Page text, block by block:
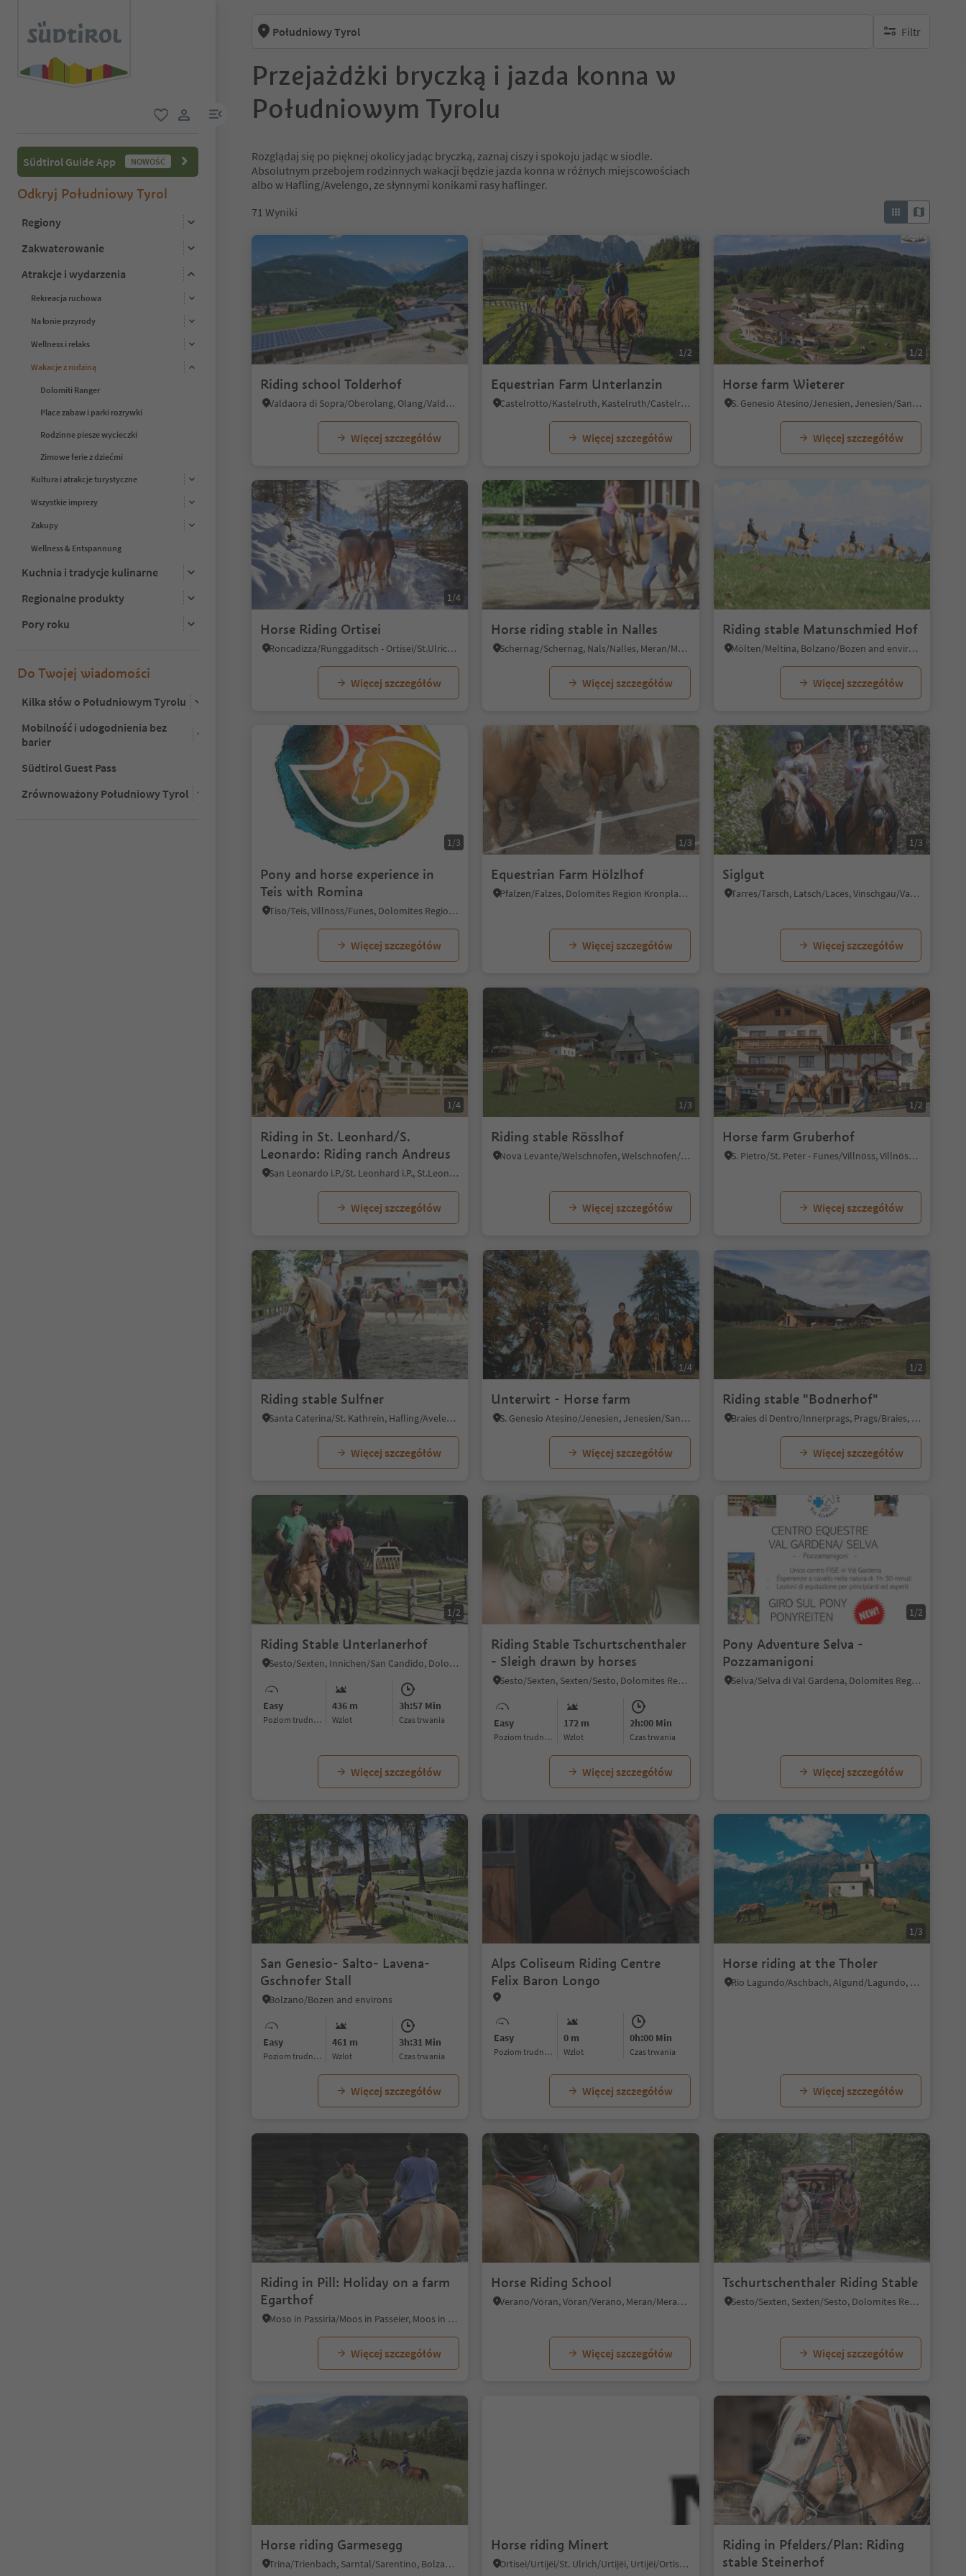
link menu
Südtirol Guide App NOWOŚĆ
Odkryj Południowy Tyrol
Regiony
Zakwaterowanie
Atrakcje i wydarzenia
Rekreacja ruchowa
Na łonie przyrody
Wellness i relaks
Wakacje z rodziną
Dolomiti Ranger
Place zabaw i parki rozrywki
Rodzinne piesze wycieczki
Zimowe ferie z dziećmi
Kultura i atrakcje turystyczne
Wszystkie imprezy
Zakupy
Wellness & Entspannung
Kuchnia i tradycje kulinarne
Regionalne produkty
Pory roku
Do Twojej wiadomości
Kilka słów o Południowym Tyrolu
Mobilność i udogodnienia bez
barier
Südtirol Guest Pass
Zrównoważony Południowy Tyrol
Południowy Tyrol Filtr
brak aktywnych
Przejażdżki bryczką i jazda konna w
Południowym Tyrolu
Rozglądaj się po pięknej okolicy jadąc bryczką, zaznaj ciszy i spokoju jadąc w siodle.
Absolutnym przebojem rodzinnych wakacji będzie jazda konna w różnych miejscowościach
albo w Hafling/Avelengo, ze słynnymi konikami rasy haflinger.
71 Wyniki
1/6
Riding school Tolderhof
Valdaora di Sopra/Oberolang, Olang/Valdaora, Dolomites Region Kronplatz/Plan de Corones
Więcej szczegółów
1/2
Equestrian Farm Unterlanzin
Castelrotto/Kastelruth, Kastelruth/Castelrotto, Dolomites Region Seiser Alm
Więcej szczegółów
1/2
Horse farm Wieterer
S. Genesio Atesino/Jenesien, Jenesien/San Genesio Atesino, Bolzano/Bozen and environs
Więcej szczegółów
1/4
Horse Riding Ortisei
Roncadizza/Runggaditsch - Ortisei/St.Ulrich, Urtijëi/Ortisei, Dolomites Region Val Gardena
Więcej szczegółów
1/7
Horse riding stable in Nalles
Schernag/Schernag, Nals/Nalles, Meran/Merano and environs
Więcej szczegółów
Riding stable Matunschmied Hof
Mölten/Meltina, Bolzano/Bozen and environs
Więcej szczegółów
1/3
Pony and horse experience in
Teis with Romina
Tiso/Teis, Villnöss/Funes, Dolomites Region Lüsen Villnöss
Więcej szczegółów
1/3
Equestrian Farm Hölzlhof
Pfalzen/Falzes, Dolomites Region Kronplatz/Plan de Corones
Więcej szczegółów
1/3
Siglgut
Tarres/Tarsch, Latsch/Laces, Vinschgau/Val Venosta
Więcej szczegółów
1/4
Riding in St. Leonhard/S.
Leonardo: Riding ranch Andreus
San Leonardo i.P./St. Leonhard i.P., St.Leonhard in Passeier/San Leonardo in Passiria, Meran/Merano and environs
Więcej szczegółów
1/3
Riding stable Rösslhof
Nova Levante/Welschnofen, Welschnofen/Nova Levante, Dolomites Region Eggental
Więcej szczegółów
1/2
Horse farm Gruberhof
S. Pietro/St. Peter - Funes/Villnöss, Villnöss/Funes, Dolomites Region Lüsen Villnöss
Więcej szczegółów
1/4
Riding stable Sulfner
Santa Caterina/St. Kathrein, Hafling/Avelengo, Meran/Merano and environs
Więcej szczegółów
1/4
Unterwirt - Horse farm
S. Genesio Atesino/Jenesien, Jenesien/San Genesio Atesino, Bolzano/Bozen and environs
Więcej szczegółów
1/2
Riding stable "Bodnerhof"
Braies di Dentro/Innerprags, Prags/Braies, Dolomites Region 3 Zinnen
Więcej szczegółów
1/2
Riding Stable Unterlanerhof
Sesto/Sexten, Innichen/San Candido, Dolomites Region 3 Zinnen
Easy
Poziom trudności
436 m
Wzlot
3h:57 Min
czas trwania
Więcej szczegółów
Riding Stable Tschurtschenthaler
- Sleigh drawn by horses
Sesto/Sexten, Sexten/Sesto, Dolomites Region 3 Zinnen
Easy
Poziom trudności
172 m
Wzlot
2h:00 Min
czas trwania
Więcej szczegółów
1/2
Pony Adventure Selva -
Pozzamanigoni
Sëlva/Selva di Val Gardena, Dolomites Region Val Gardena
Więcej szczegółów
San Genesio- Salto- Lavena-
Gschnofer Stall
Bolzano/Bozen and environs
Easy
Poziom trudności
461 m
Wzlot
3h:31 Min
czas trwania
Więcej szczegółów
Alps Coliseum Riding Centre
Felix Baron Longo
Easy
Poziom trudności
0 m
Wzlot
0h:00 Min
czas trwania
Więcej szczegółów
1/3
Horse riding at the Tholer
Rio Lagundo/Aschbach, Algund/Lagundo, Meran/Merano and environs
Więcej szczegółów
Riding in Pill: Holiday on a farm
Egarthof
Moso in Passiria/Moos in Passeier, Moos in Passeier/Moso in Passiria, Meran/Merano and environs
Więcej szczegółów
Horse Riding School
Verano/Vöran, Vöran/Verano, Meran/Merano and environs
Więcej szczegółów
Tschurtschenthaler Riding Stable
Sesto/Sexten, Sexten/Sesto, Dolomites Region 3 Zinnen
Więcej szczegółów
Horse riding Garmesegg
Trina/Trienbach, Sarntal/Sarentino, Bolzano/Bozen and environs
Horse riding Minert
Ortisei/Urtijëi/St. Ulrich/Urtijëi, Urtijëi/Ortisei, Dolomites Region Val Gardena
Riding in Pfelders/Plan: Riding
stable Steinerhof